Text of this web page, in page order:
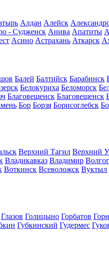
Алдан Алейск
- Судженск Анива Апатиты
Асино Астрахань Аткарск
Балей Балтийск Барабинск
Белокуриха Беломорск
Благовещенск Благовещенск
Бор Борзя Борисоглебск
Верхний Тагил Верхний
Владикавказ Владимир
Воткинск Всеволожск Вуктыл
Глазов Голицыно Горбатов
Губкинский Гудермес